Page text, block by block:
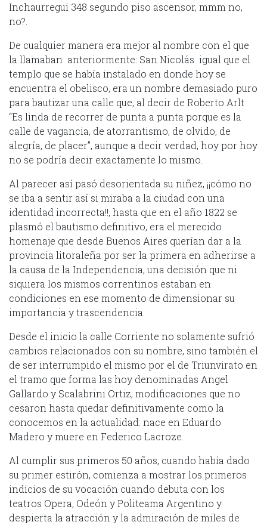
Inchaurregui 348 segundo piso ascensor, mmm no,
no?.
De cualquier manera era mejor al nombre con el que
la llamaban anteriormente: San Nicolás igual que el
templo que se había instalado en donde hoy se
encuentra el obelisco, era un nombre demasiado puro
para bautizar una calle que, al decir de Roberto Arlt
“Es linda de recorrer de punta a punta porque es la
calle de vagancia, de atorrantismo, de olvido, de
alegría, de placer”, aunque a decir verdad, hoy por hoy
no se podría decir exactamente lo mismo.
Al parecer así pasó desorientada su niñez, ¡¡cómo no
se iba a sentir así si miraba a la ciudad con una
identidad incorrecta!!, hasta que en el año 1822 se
plasmó el bautismo definitivo, era el merecido
homenaje que desde Buenos Aires querían dar a la
provincia litoraleña por ser la primera en adherirse a
la causa de la Independencia, una decisión que ni
siquiera los mismos correntinos estaban en
condiciones en ese momento de dimensionar su
importancia y trascendencia.
Desde el inicio la calle Corriente no solamente sufrió
cambios relacionados con su nombre, sino también el
de ser interrumpido el mismo por el de Triunvirato en
el tramo que forma las hoy denominadas Angel
Gallardo y Scalabrini Ortiz, modificaciones que no
cesaron hasta quedar definitivamente como la
conocemos en la actualidad: nace en Eduardo
Madero y muere en Federico Lacroze.
Al cumplir sus primeros 50 años, cuando había dado
su primer estirón, comienza a mostrar los primeros
indicios de su vocación cuando debuta con los
teatros Opera, Odeón y Politeama Argentino y
despierta la atracción y la admiración de miles de